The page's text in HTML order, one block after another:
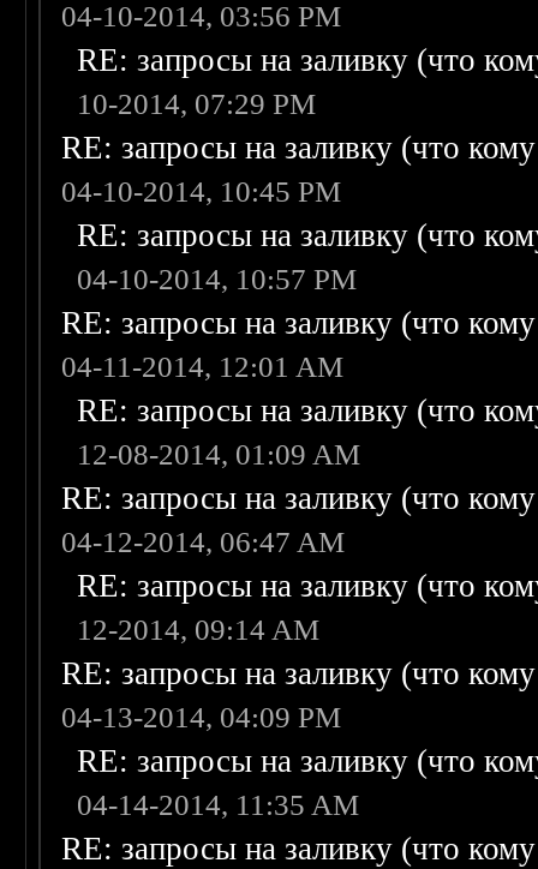
04-10-2014, 03:56 PM
RE: запросы на заливку (что
10-2014, 07:29 PM
RE: запросы на заливку (что
04-10-2014, 10:45 PM
RE: запросы на заливку (что
04-10-2014, 10:57 PM
RE: запросы на заливку (что
04-11-2014, 12:01 AM
RE: запросы на заливку (что
12-08-2014, 01:09 AM
RE: запросы на заливку (что
04-12-2014, 06:47 AM
RE: запросы на заливку (что
12-2014, 09:14 AM
RE: запросы на заливку (что
04-13-2014, 04:09 PM
RE: запросы на заливку (что
04-14-2014, 11:35 AM
RE: запросы на заливку (что